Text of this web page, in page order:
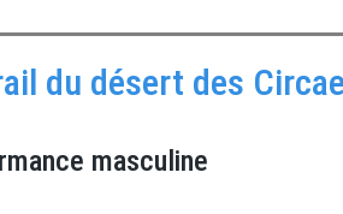
du désert des
masculine